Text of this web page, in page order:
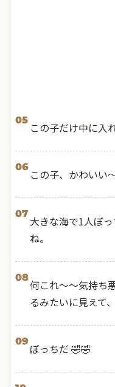
05
この子だけ中に入
06
この子、かわいい
07
大きな海で1人ぼ
ね。
08
何これ〜〜気持ち
るみたいに見えて
09
ぼっちだ 🤣🤣